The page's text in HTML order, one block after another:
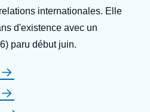
fréquentes
internationales. Elle
d'existence avec un
paru début juin.